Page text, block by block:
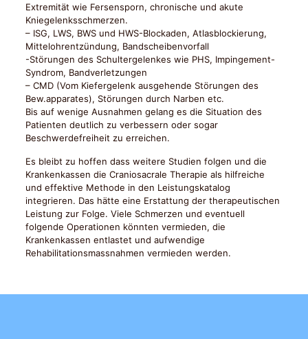
Extremität wie Fersensporn, chronische und akute
Kniegelenksschmerzen.
– ISG, LWS, BWS und HWS-Blockaden, Atlasblockierung,
Mittelohrentzündung, Bandscheibenvorfall
-Störungen des Schultergelenkes wie PHS, Impingement-
Syndrom, Bandverletzungen
– CMD (Vom Kiefergelenk ausgehende Störungen des
Bew.apparates), Störungen durch Narben etc.
Bis auf wenige Ausnahmen gelang es die Situation des
Patienten deutlich zu verbessern oder sogar
Beschwerdefreiheit zu erreichen.
Es bleibt zu hoffen dass weitere Studien folgen und die
Krankenkassen die Craniosacrale Therapie als hilfreiche
und effektive Methode in den Leistungskatalog
integrieren. Das hätte eine Erstattung der therapeutischen
Leistung zur Folge. Viele Schmerzen und eventuell
folgende Operationen könnten vermieden, die
Krankenkassen entlastet und aufwendige
Rehabilitationsmassnahmen vermieden werden.